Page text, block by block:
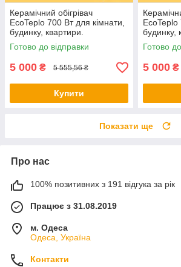
Керамічний обігрівач
EcoTeplo 700 Вт для кімнати,
будинку, квартири.
Електричний обігрівач
приміщення
Готово до відправки
5 000 ₴ 5 555,56 ₴
Купити
EcoTeplo
будинку,
Готово
5 000 ₴
Показати ще
Про нас
100% позитивних з 191 відгука за рік
Працює з 31.08.2019
м. Одеса
Одеса, Україна
Контакти